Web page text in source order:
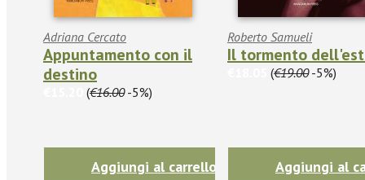
Adriana Cercato
Appuntamento con il
destino
(€16.00-5%)
Aggiungi al carrello
Roberto Samueli
Il tormento
(€19.00-5%)
Aggiungi al